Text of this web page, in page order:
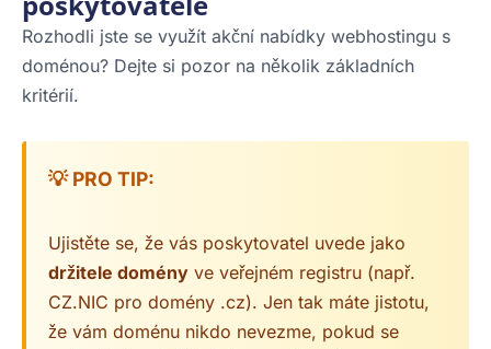
Rozhodli jste se využít akční nabídky webhostingu s
doménou? Dejte si pozor na několik základních
kritérií.
💡 PRO TIP:
Ujistěte se, že vás poskytovatel uvede jako
držitele domény ve veřejném registru (např.
CZ.NIC pro domény .cz). Jen tak máte jistotu,
že vám doménu nikdo nevezme, pokud se